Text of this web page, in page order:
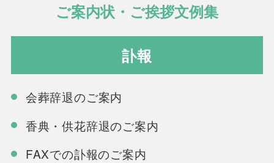
ご案内状・ご挨拶文例集
訃報
会葬辞退のご案内
香典・供花辞退のご案内
FAXでの訃報のご案内